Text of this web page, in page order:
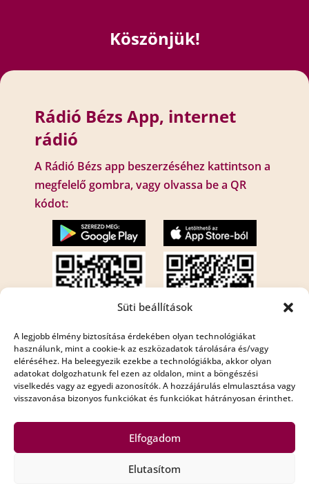
Süti beállítások
A legjobb élmény biztosítása érdekében olyan technológiákat
használunk, mint a cookie-k az eszközadatok tárolására és/vagy
eléréséhez. Ha beleegyezik ezekbe a technológiákba, akkor olyan
adatokat dolgozhatunk fel ezen az oldalon, mint a böngészési
viselkedés vagy az egyedi azonosítók. A hozzájárulás elmulasztása vagy
visszavonása bizonyos funkciókat és funkciókat hátrányosan érinthet.
Elfogadom
Elutasítom
Köszönjük!
Rádió Bézs App, internet
rádió
A Rádió Bézs app beszerzéséhez kattintson a
megfelelő gombra, vagy olvassa be a QR
kódot:
Internet rádió:
Rádió Bézs : http://195.210.29.82:8001/bezs
Rádió Bézs 2: http://195.210.29.82:8002/bezs2